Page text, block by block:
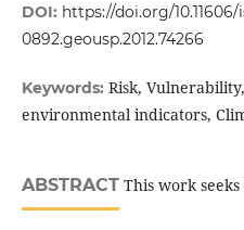
DOI: https://doi.org/10.11606/
0892.geousp.2012.74266
Keywords: Risk,
environmental indicators,
ABSTRACTThis work